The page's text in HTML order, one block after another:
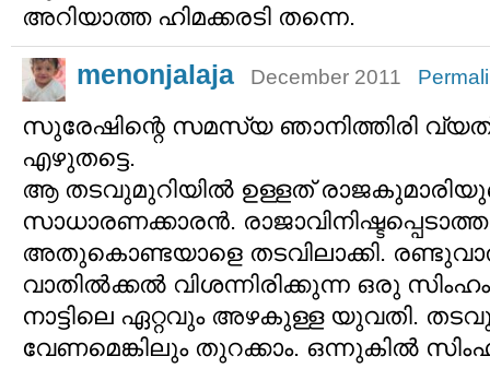
അറിയാത്ത ഹിമക്കരടി തന്നെ.
menonjalaja December 2011
സുരേഷിന്റെ സമസ്യ ഞാനിത്തിരി
എഴുതട്ടെ.
ആ തടവുമുറിയില്‍ ഉള്ളത്
സാധാരണക്കാരന്‍.
അതുകൊണ്ടയാളെ തടവിലാക്കി.
വാതില്‍‌ക്കല്‍ വിശന്നിരിക്കുന്ന ഒരു
നാട്ടിലെ ഏറ്റവും അഴകുള്ള യുവതി.
വേണമെങ്കിലും തുറക്കാം. ഒന്നുകില്‍